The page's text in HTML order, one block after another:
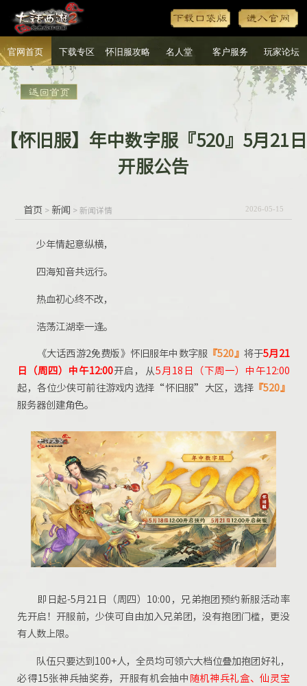
官网首页 下载专区 怀旧服攻略 名人堂 客户服务 玩家论坛
【怀旧服】年中数字服『520』5月21日
开服公告
首页 > 新闻 > 新闻详情 2026-05-15
少年情起意纵横，
四海知音共远行。
热血初心终不改，
浩荡江湖幸一逢。
《大话西游2免费版》怀旧服年中数字服 『520』 将于5月21
日（周四）中午12:00开启，从5月18日（下周一）中午12:00
起，各位少侠可前往游戏内选择“怀旧服”大区，选择 『520』
服务器创建角色。
即日起-5月21日（周四）10:00，兄弟抱团预约新服活动率
先开启！开服前，少侠可自由加入兄弟团，没有抱团门槛，更没
有人数上限。
队伍只要达到100+人，全员均可领六大档位叠加抱团好礼，
必得15张神兵抽奖券，开服有机会抽中随机神兵礼盒、仙灵宝